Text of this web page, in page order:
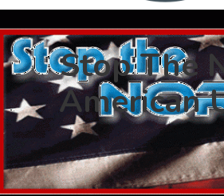
Stop The
American